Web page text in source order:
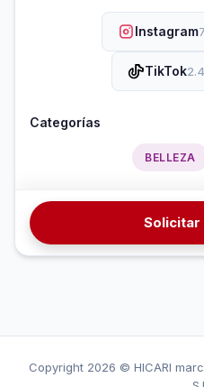
Instagram
TikTok
Categorías
BELLEZA
Copyright 2026 © HICARI